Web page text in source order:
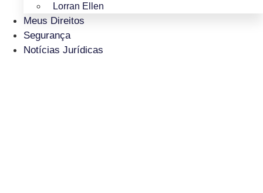
Lorran Ellen
Meus Direitos
Segurança
Notícias Jurídicas